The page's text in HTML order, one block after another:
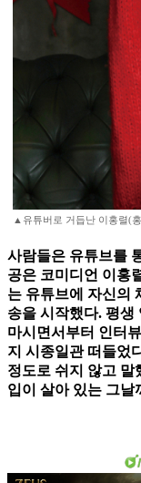
▲유튜버로 거듭난 이홍렬(
사람들은 유튜브를
공은 코미디언 이홍
는 유튜브에 자신의
송을 시작했다. 평생
마시면서부터 인터
지 시종일관 떠들었
정도로 쉬지 않고 말
입이 살아 있는 그날